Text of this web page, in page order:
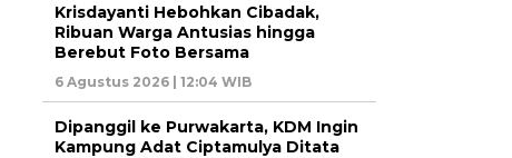
Krisdayanti Hebohkan Cibadak,
Ribuan Warga Antusias hingga
Berebut Foto Bersama
6 Agustus 2026 | 12:04 WIB
Dipanggil ke Purwakarta, KDM Ingin
Kampung Adat Ciptamulya Ditata